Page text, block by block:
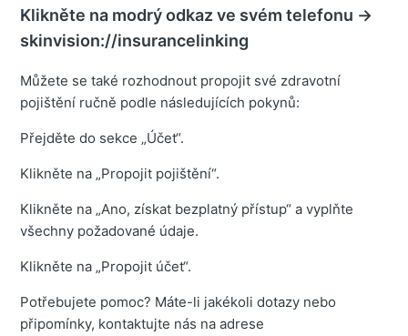
Klikněte na modrý odkaz ve svém telefonu →
skinvision://insurancelinking
Můžete se také rozhodnout propojit své zdravotní
pojištění ručně podle následujících pokynů:
Přejděte do sekce „Účet“.
Klikněte na „Propojit pojištění“.
Klikněte na „Ano, získat bezplatný přístup“ a vyplňte
všechny požadované údaje.
Klikněte na „Propojit účet“.
Potřebujete pomoc? Máte-li jakékoli dotazy nebo
připomínky, kontaktujte nás na adrese